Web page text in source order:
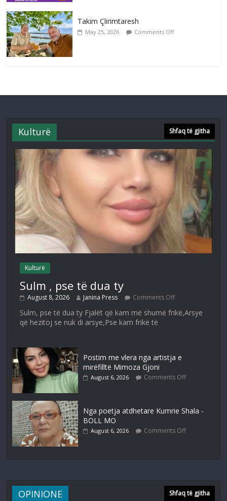
Takim Çlirimtaresh
May 25, 2026 Comments Off
Kulturë Shfaq të gjitha
Kulturë
Sulm , pse të dua ty
August 8, 2026 Janina Press Comments Off
Sulm, pse të dua ty Fjalët që kam më shumë frikë,Arsye
që hezitoj se nuk di arsye,Pse kam frikë të
Postim me vlera nga artistja e
mirëfilltë Mimoza Gjoni
August 6, 2026 Comments Off
Nga poetja atdhetare Kumrie Shala -
BOLL MO
August 6, 2026 Comments Off
OPINIONE Shfaq të gjitha